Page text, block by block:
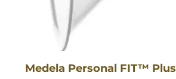
Medela Personal FIT™ Plus